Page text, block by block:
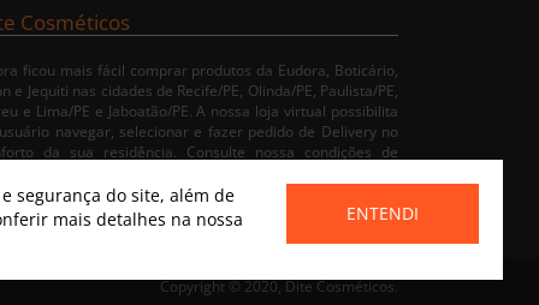
Cosméticos
ficou mais fácil comprar produtos da Eudora, Boticário,
e Jequiti nas cidades de Recife/PE, Olinda/PE, Paulista/PE,
e Lima/PE e Jaboatão/PE. A nossa loja virtual possibilita
navegar, selecionar e fazer pedido de Delivery no
da sua residência. Consulte nossa condições de
Copyright © 2020, Dite Cosméticos.
segurança do site, além de
mais detalhes na nossa
ENTENDI